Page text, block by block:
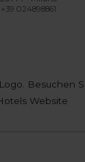
+39 024898861